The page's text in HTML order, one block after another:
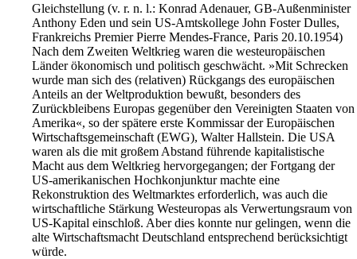
Gleichstellung (v. r. n. l.: Konrad Adenauer, GB-Außenminister
Anthony Eden und sein US-Amtskollege John Foster Dulles,
Frankreichs Premier Pierre Mendes-France, Paris 20.10.1954)
Nach dem Zweiten Weltkrieg waren die westeuropäischen
Länder ökonomisch und politisch geschwächt. »Mit Schrecken
wurde man sich des (relativen) Rückgangs des europäischen
Anteils an der Weltproduktion bewußt, besonders des
Zurückbleibens Europas gegenüber den Vereinigten Staaten von
Amerika«, so der spätere erste Kommissar der Europäischen
Wirtschaftsgemeinschaft (EWG), Walter Hallstein. Die USA
waren als die mit großem Abstand führende kapitalistische
Macht aus dem Weltkrieg hervorgegangen; der Fortgang der
US-amerikanischen Hochkonjunktur machte eine
Rekonstruktion des Weltmarktes erforderlich, was auch die
wirtschaftliche Stärkung Westeuropas als Verwertungsraum von
US-Kapital einschloß. Aber dies konnte nur gelingen, wenn die
alte Wirtschaftsmacht Deutschland entsprechend berücksichtigt
würde.